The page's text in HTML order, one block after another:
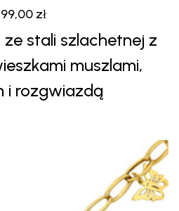
stali szlachetnej z
muszlami,
i rozgwiazdą
zł